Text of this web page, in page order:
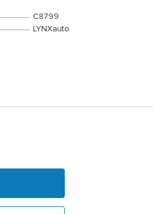
C8799
LYNXauto